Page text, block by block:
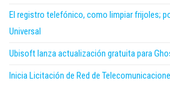
El registro telefónico, como limpiar frijoles;
Universal
Ubisoft lanza actualización gratuita para
Inicia Licitación de Red de